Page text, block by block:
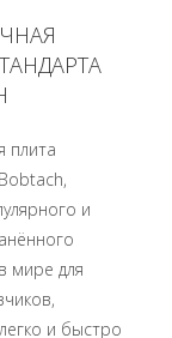
плита
и
мире для
и быстро